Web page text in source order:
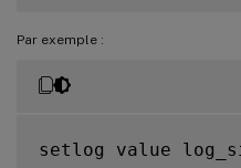
Par exemple :
setlog value